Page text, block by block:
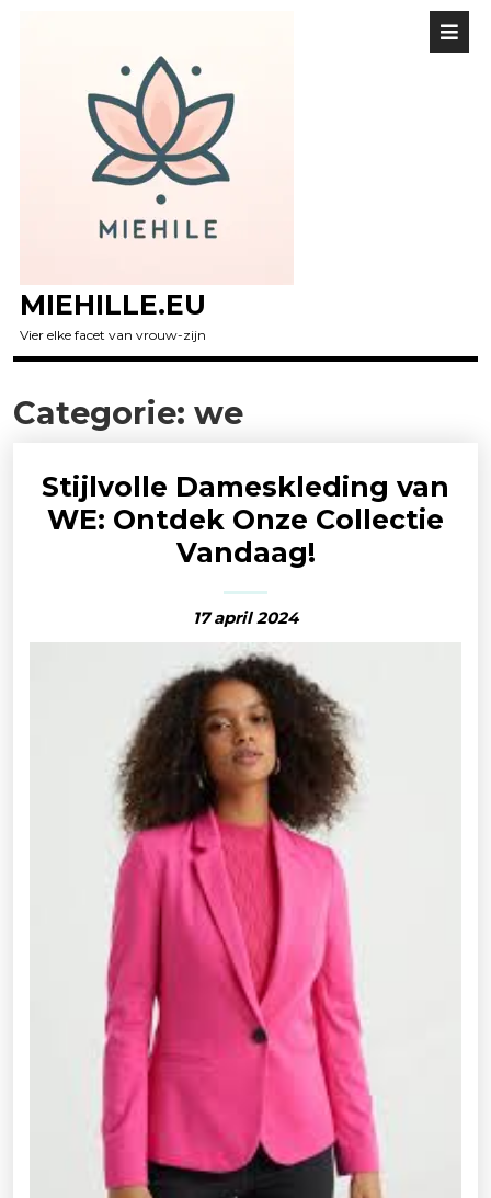
MIEHILLE.EU
Vier elke facet van vrouw-zijn
Categorie: we
Stijlvolle Dameskleding van
WE: Ontdek Onze Collectie
Vandaag!
17 april 2024